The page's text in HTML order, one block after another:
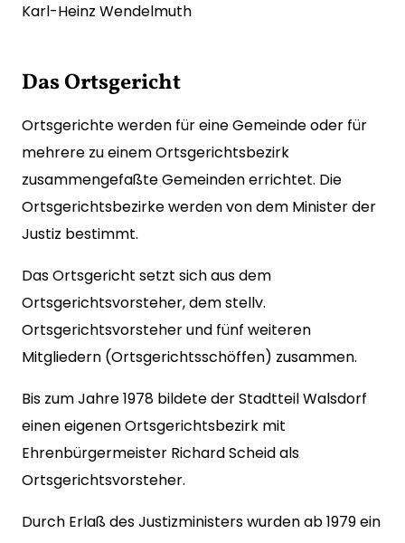
Karl-Heinz Wendelmuth
Das Ortsgericht
Ortsgerichte werden für eine Gemeinde oder für
mehrere zu einem Ortsgerichtsbezirk
zusammengefaßte Gemeinden errichtet. Die
Ortsgerichtsbezirke werden von dem Minister der
Justiz bestimmt.
Das Ortsgericht setzt sich aus dem
Ortsgerichtsvorsteher, dem stellv.
Ortsgerichtsvorsteher und fünf wei­teren
Mitgliedern (Ortsgerichtsschöffen) zusammen.
Bis zum Jahre 1978 bildete der Stadtteil Walsdorf
einen eigenen Ortsgerichtsbezirk mit
Ehrenbürgermeister Richard Scheid als
Ortsgerichtsvorsteher.
Durch Erlaß des Justizministers wurden ab 1979 ein